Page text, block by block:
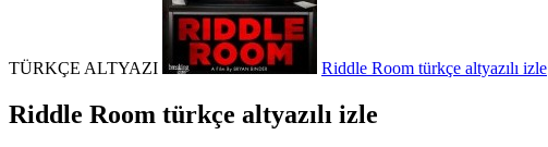
TÜRKÇE ALTYAZI Riddle Room türkçe altyazılı izle
Riddle Room türkçe altyazılı izle